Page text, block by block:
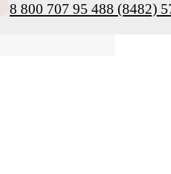
8 800 707 95 488 (8482)